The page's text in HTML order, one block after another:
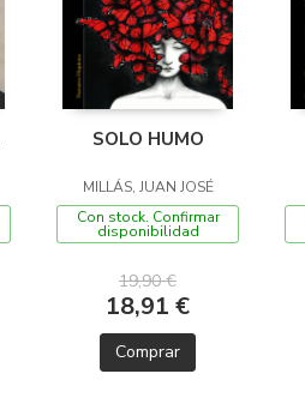
SOLO HUMO
MILLÁS, JUAN JOSÉ
Con stock. Confirmar
disponibilidad
19,90 €
18,91 €
Comprar